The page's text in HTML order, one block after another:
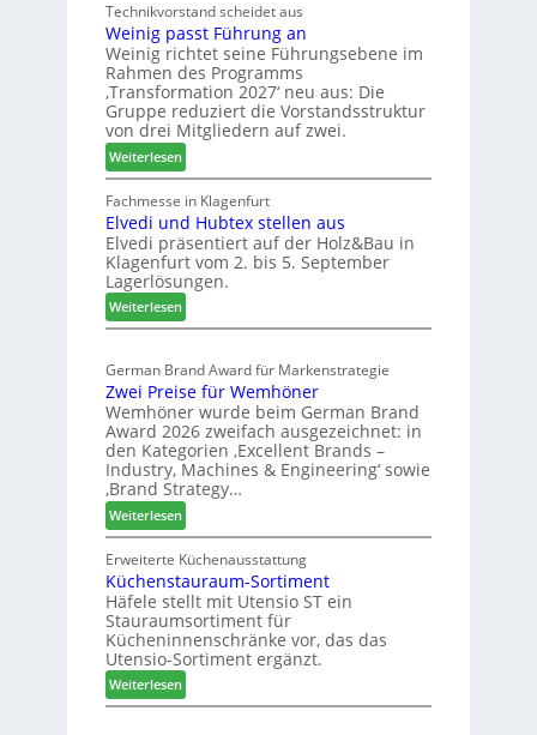
h
l
a
n
d
z
u
r
H
a
u
s
m
e
s
s
e
b
e
l
b
r
a
n
c
h
e
e
r
ö
r
t
e
t
Z
u
k
u
n
f
t
Technikvorstand scheidet aus
Weinig passt Führung an
Weinig richtet seine Führungsebene im
Rahmen des Programms
‚Transformation 2027‘ neu aus: Die
Gruppe reduziert die Vorstandsstruktur
von drei Mitgliedern auf zwei.
Weiterlesen:
W
e
i
n
i
g
p
a
s
t
F
ü
h
r
u
n
g
a
n
Fachmesse in Klagenfurt
Elvedi und Hubtex stellen aus
Elvedi präsentiert auf der Holz&Bau in
Klagenfurt vom 2. bis 5. September
Lagerlösungen.
Weiterlesen:
E
v
e
d
i
u
n
d
H
u
b
t
e
x
s
t
e
German Brand Award für Markenstrategie
Zwei Preise für Wemhöner
Wemhöner wurde beim German Brand
Award 2026 zweifach ausgezeichnet: in
den Kategorien ‚Excellent Brands –
Industry, Machines & Engineering‘ sowie
‚Brand Strategy…
Weiterlesen:
Z
w
e
i
P
r
e
i
s
Erweiterte Küchenausstattung
Küchenstauraum-Sortiment
Häfele stellt mit Utensio ST ein
Stauraumsortiment für
Kücheninnenschränke vor, das das
Utensio-Sortiment ergänzt.
Weiterlesen:
K